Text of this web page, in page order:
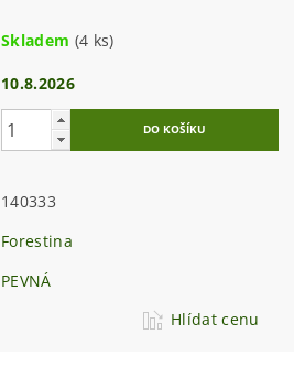
Skladem (4 ks)
10.8.2026
140333
Forestina
PEVNÁ
Hlídat cenu